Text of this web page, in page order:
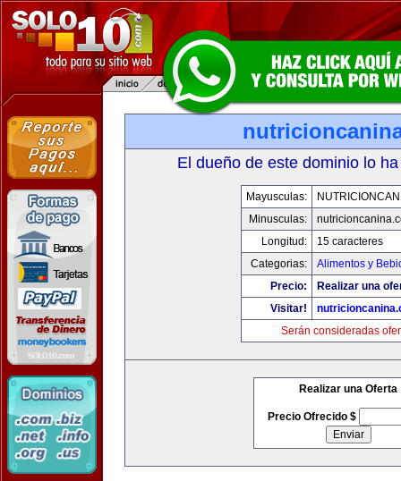
El dueño de este dominio lo
Mayusculas:
Minusculas:
Longitud:
15 caracteres
Categorias:
Alimentos y
Precio:
Realizar una
Visitar!
Serán consideradas
Realizar una Oferta
Precio Ofrecido $